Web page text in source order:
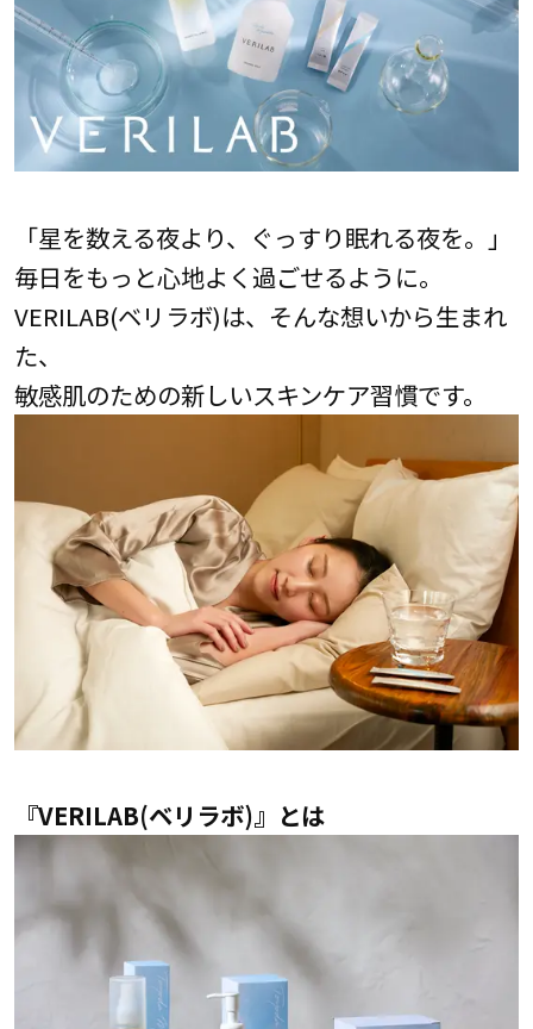
「星を数える夜より、ぐっすり眠れる夜を。」
毎日をもっと心地よく過ごせるように。
VERILAB(ベリラボ)は、そんな想いから生まれ
た、
敏感肌のための新しいスキンケア習慣です。
『VERILAB(ベリラボ)』とは